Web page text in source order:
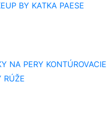
BY KATKA PAESE
NA PERY KONTÚROVACIE
RÚŽE